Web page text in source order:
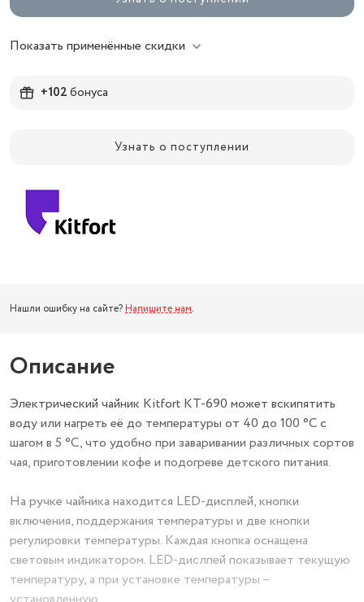
Показать применённые скидки
+102бонуса
Узнать о поступлении
Нашли ошибку на сайте? Напишите нам.
Описание
Электрический чайник Kitfort КТ-690 может вскипятить
воду или нагреть её до температуры от 40 до 100 °С с
шагом в 5 °С, что удобно при заваривании различных сортов
чая, приготовлении кофе и подогреве детского питания.
На ручке чайника находится LED-дисплей, кнопки
включения, поддержания температуры и две кнопки
регулировки температуры. Каждая кнопка оснащена
световым индикатором. LED-дислпей показывает текущую
температуру, а при установке температуры –